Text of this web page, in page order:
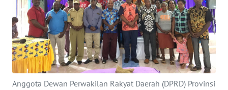
Anggota Dewan Perwakilan Rakyat Daerah (DPRD) Provinsi
KONTAK
KAMI
INFO
IKLAN